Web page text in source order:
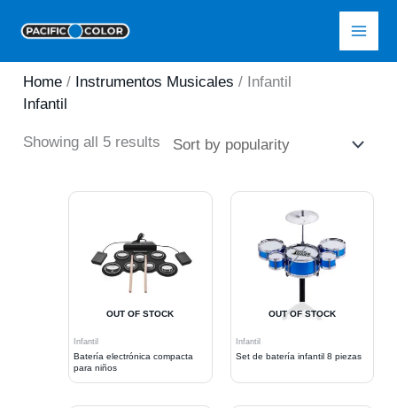
content
Home / Instrumentos Musicales / Infantil
Infantil
Showing all 5 results Sorted
popularity
OUT OF STOCK
Infantil
Batería electrónica compacta
para niños
OUT OF STOCK
Infantil
Set de batería infantil 8 piezas